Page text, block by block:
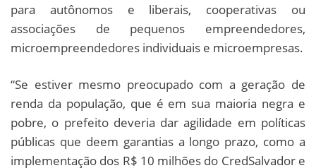
para autônomos e liberais, cooperativas ou
associações de pequenos empreendedores,
microempreendedores individuais e microempresas.
“Se estiver mesmo preocupado com a geração de
renda da população, que é em sua maioria negra e
pobre, o prefeito deveria dar agilidade em políticas
públicas que deem garantias a longo prazo, como a
implementação dos R$ 10 milhões do CredSalvador e